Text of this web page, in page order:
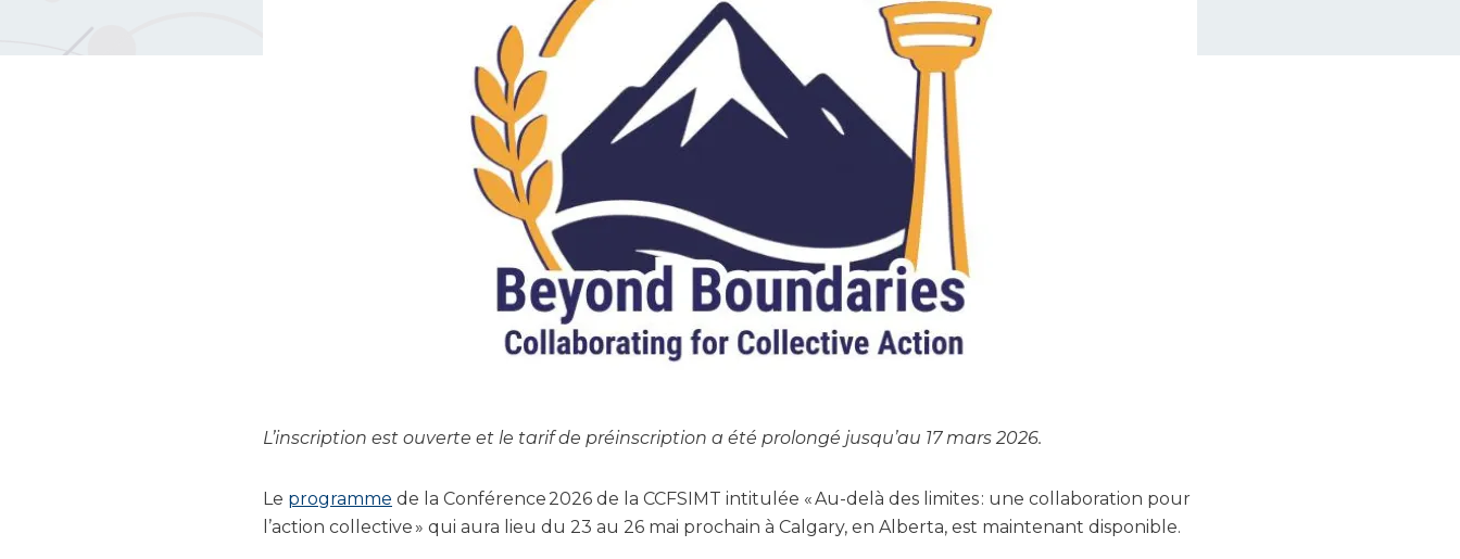
L’inscription est ouverte et le tarif de préinscription a été prolongé jusqu’au 17 mars 2026.
Le programme de la Conférence 2026 de la CCFSIMT intitulée « Au-delà des limites : une collaboration pour
l’action collective » qui aura lieu du 23 au 26 mai prochain à Calgary, en Alberta, est maintenant disponible.